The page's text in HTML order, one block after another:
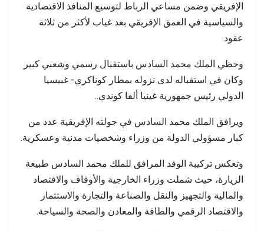
الإفريقي وضمن مساعي الرباط لتوسيع المنافذ الاقتصادية
والسياسية في العمق الإفريقي بعد غياب لأكثر من ثلاثة
عقود.
وحظي الملك محمد السادس باستقبال رسمي وشعبي كبير
وكان في استقباله لدى نزوله بمطار كوناكري- غبيسيا
الدولي رئيس جمهورية غينيا ألفا كوندي..
ويرافق الملك محمد السادس في جولته الإفريقية عدد من
كبار مسؤولي الدولة من وزراء وشخصيات مدنية وعسكرية.
وتعكس تركيبة الوفد المرافق للملك محمد السادس طبيعة
الزيارة، حيث شملت وزراء الخارجية والأوقاف والاقتصاد
والمالية والتجهيز والنقل والصناعة والتجارة والاستثمار
والاقتصاد الرقمي والطاقة والمعادن والصحة والسياحة.